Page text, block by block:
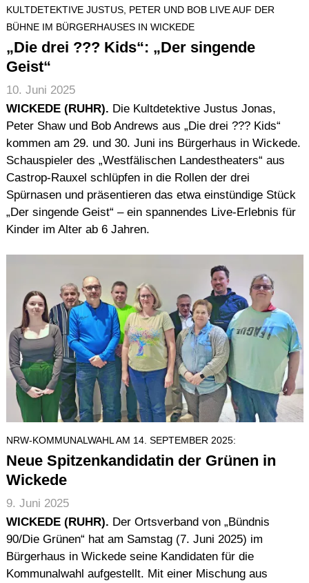
KULTDETEKTIVE JUSTUS, PETER UND BOB LIVE AUF DER
BÜHNE IM BÜRGERHAUSES IN WICKEDE
„Die drei ??? Kids“: „Der singende
Geist“
10. Juni 2025
WICKEDE (RUHR). Die Kultdetektive Justus Jonas,
Peter Shaw und Bob Andrews aus „Die drei ??? Kids“
kommen am 29. und 30. Juni ins Bürgerhaus in Wickede.
Schauspieler des „Westfälischen Landestheaters“ aus
Castrop-Rauxel schlüpfen in die Rollen der drei
Spürnasen und präsentieren das etwa einstündige Stück
„Der singende Geist“ – ein spannendes Live-Erlebnis für
Kinder im Alter ab 6 Jahren.
NRW-KOMMUNALWAHL AM 14. SEPTEMBER 2025:
Neue Spitzenkandidatin der Grünen in
Wickede
9. Juni 2025
WICKEDE (RUHR). Der Ortsverband von „Bündnis
90/Die Grünen“ hat am Samstag (7. Juni 2025) im
Bürgerhaus in Wickede seine Kandidaten für die
Kommunalwahl aufgestellt. Mit einer Mischung aus